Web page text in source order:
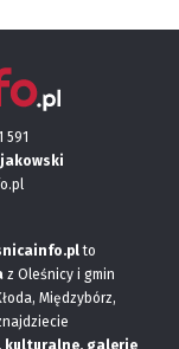
591
to
z Oleśnicy i gmin
Międzybórz,
kulturalne, galerie